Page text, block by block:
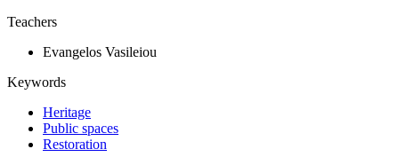
Teachers
Evangelos Vasileiou
Keywords
Heritage
Public spaces
Restoration